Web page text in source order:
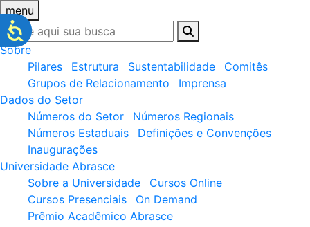
menu
Sobre
Pilares
Estrutura Sustentabilidade
Comitês
Grupos de Relacionamento
Imprensa
Dados do Setor
Números do Setor
Números Regionais
Números Estaduais
Definições e Convenções
Inaugurações
Universidade Abrasce
Sobre a Universidade
Cursos Online
Cursos Presenciais
On Demand
Prêmio Acadêmico Abrasce